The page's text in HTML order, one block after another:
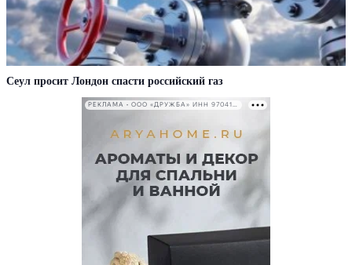
Сеул просит Лондон спасти российский газ
РЕКЛАМА • ООО «ДРУЖБА» ИНН 9704146411